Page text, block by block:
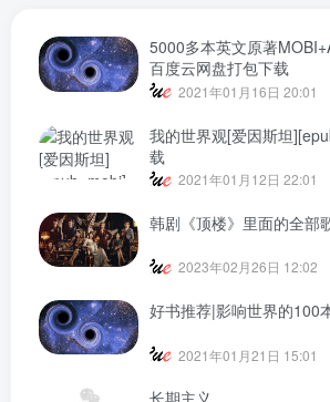
5000多本英文原著
百度云网盘打包下载
2021年01月16日 20:01
我的世界观[爱因斯坦
载
2021年01月12日 22:01
韩剧《顶楼》里面的全部
2023年02月26日 12:02
好书推荐|影响世界的100
2021年01月21日 15:01